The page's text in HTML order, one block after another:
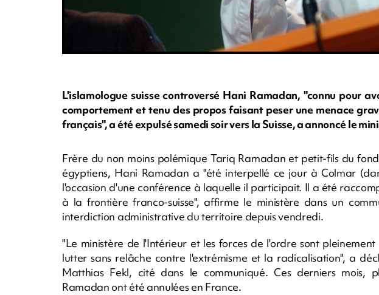
L'islamologue suisse controversé Hani Ramadan, "connu pour
comportement et tenu des propos faisant peser une menace
français", a été expulsé samedi soir vers la Suisse, a annoncé le
Frère du non moins polémique Tariq Ramadan et petit-fils du
égyptiens, Hani Ramadan a "été interpellé ce jour à Colmar
l'occasion d'une conférence à laquelle il participait. Il a été
à la frontière franco-suisse", affirme le ministère dans un
interdiction administrative du territoire depuis vendredi.
"Le ministère de l'Intérieur et les forces de l'ordre sont
lutter sans relâche contre l'extrémisme et la radicalisation", a
Matthias Fekl, cité dans le communiqué. Ces derniers mois,
Ramadan ont été annulées en France.